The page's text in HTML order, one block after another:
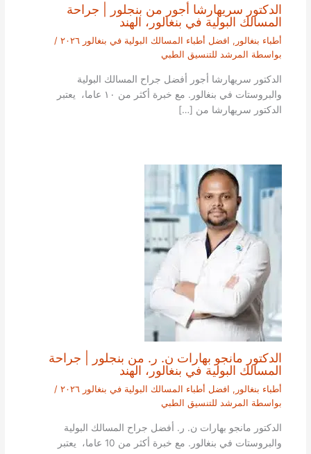
الدكتور سريهارشا أجور من بنجلور | جراحة
المسالك البولية في بنغالور، الهند
أطباء بنغالور , افضل أطباء المسالك البولية في بنغالور ٢٠٢٦
/
بواسطة المرشد للتنسيق الطبي
الدكتور سريهارشا أجور أفضل جراح المسالك البولية
والبروستات في بنغالور. مع خبرة أكثر من ١٠ عاما، يعتبر
الدكتور سريهارشا من […]
الدكتور مانجو بهارات ن. ر. من بنجلور | جراحة
المسالك البولية في بنغالور، الهند
أطباء بنغالور , افضل أطباء المسالك البولية في بنغالور ٢٠٢٦
/
بواسطة المرشد للتنسيق الطبي
الدكتور مانجو بهارات ن. ر. أفضل جراح المسالك البولية
والبروستات في بنغالور. مع خبرة أكثر من 10 عاما، يعتبر